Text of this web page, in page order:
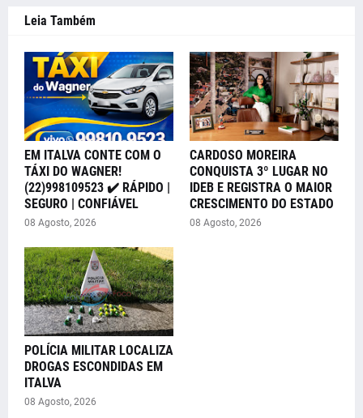
Leia Também
EM ITALVA CONTE COM O
TÁXI DO WAGNER!
(22)998109523 ✔️ RÁPIDO |
SEGURO | CONFIÁVEL
08 Agosto, 2026
CARDOSO MOREIRA
CONQUISTA 3º LUGAR NO
IDEB E REGISTRA O MAIOR
CRESCIMENTO DO ESTADO
08 Agosto, 2026
POLÍCIA MILITAR LOCALIZA
DROGAS ESCONDIDAS EM
ITALVA
08 Agosto, 2026